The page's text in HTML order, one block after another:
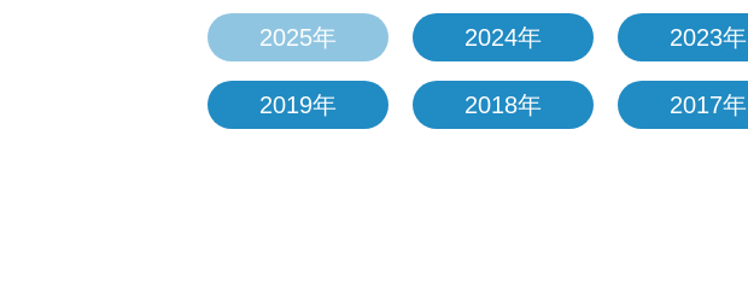
2025年 2024年 2023年
2019年 2018年 2017年